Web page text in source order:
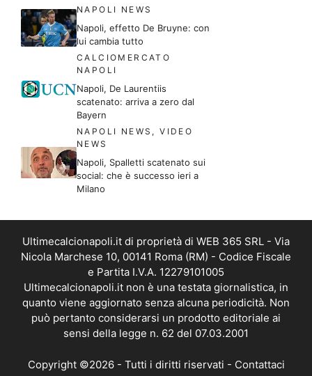
NAPOLI NEWS
Napoli, effetto De Bruyne: con
lui cambia tutto
CALCIOMERCATO
NAPOLI
Napoli, De Laurentiis
scatenato: arriva a zero dal
Bayern
NAPOLI NEWS ,VIDEO
NEWS
Napoli, Spalletti scatenato sui
social: che è successo ieri a
Milano
Ultimecalcionapoli.it di proprietà di WEB 365 SRL - Via
Nicola Marchese 10, 00141 Roma (RM) - Codice Fiscale
e Partita I.V.A. 12279101005
Ultimecalcionapoli.it non è una testata giornalistica, in
quanto viene aggiornato senza alcuna periodicità. Non
può pertanto considerarsi un prodotto editoriale ai
sensi della legge n. 62 del 07.03.2001
Copyright ©2026 - Tutti i diritti riservati - Contattaci